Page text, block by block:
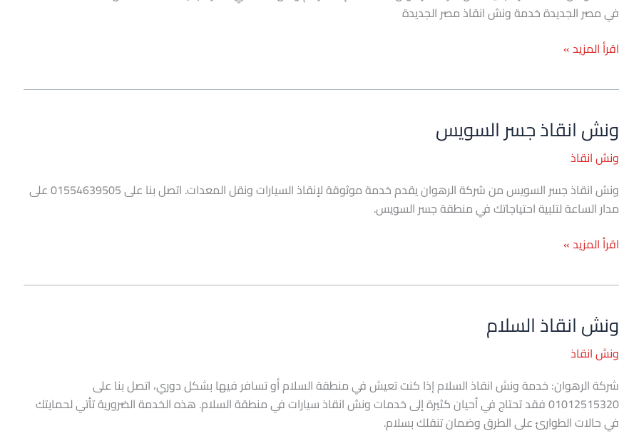
في مصر الجديدة خدمة ونش انقاذ مصر الجديدة
اقرأ المزيد »
ونش انقاذ جسر السويس
ونش انقاذ
ونش انقاذ جسر السويس من شركة الرهوان يقدم خدمة موثوقة لإنقاذ السيارات ونقل المعدات. اتصل بنا على 01554639505 على
مدار الساعة لتلبية احتياجاتك في منطقة جسر السويس.
ونش
انقاذ
جسر
السويس
اقرأ المزيد »
ونش انقاذ السلام
ونش انقاذ
شركة الرهوان: خدمة ونش انقاذ السلام إذا كنت تعيش في منطقة السلام أو تسافر فيها بشكل دوري، اتصل بنا على
01012515320 فقد تحتاج في أحيان كثيرة إلى خدمات ونش انقاذ سيارات في منطقة السلام. هذه الخدمة الضرورية تأتي لحمايتك
في حالات الطوارئ على الطرق وضمان تنقلك بسلام.
ونش
انقاذ
السلام